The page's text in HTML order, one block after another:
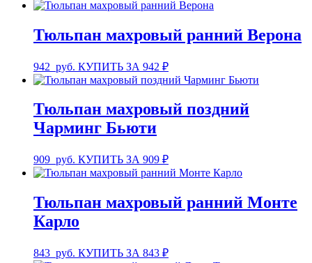
Тюльпан махровый ранний Верона
942 руб. КУПИТЬ ЗА 942 ₽
Тюльпан махровый поздний
Чарминг Бьюти
909 руб. КУПИТЬ ЗА 909 ₽
Тюльпан махровый ранний Монте
Карло
843 руб. КУПИТЬ ЗА 843 ₽